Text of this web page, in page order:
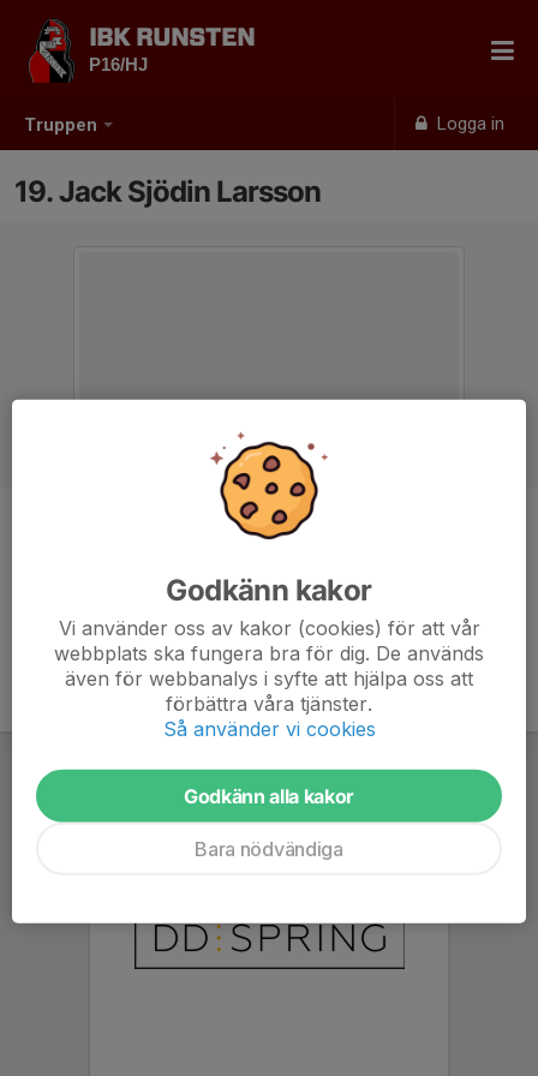
Truppen Logga in
IBK RUNSTEN
P16/HJ
19. Jack Sjödin Larsson
Forward
Godkänn kakor
Vi använder oss av kakor (cookies) för att vår
webbplats ska fungera bra för dig. De används
även för webbanalys i syfte att hjälpa oss att
förbättra våra tjänster.
Så använder vi cookies
Godkänn alla kakor
Bara nödvändiga